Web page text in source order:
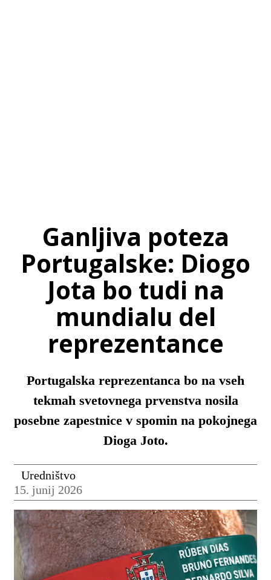
Ganljiva poteza
Portugalske: Diogo
Jota bo tudi na
mundialu del
reprezentance
Portugalska reprezentanca bo na vseh
tekmah svetovnega prvenstva nosila
posebne zapestnice v spomin na pokojnega
Dioga Joto.
Uredništvo
15. junij 2026